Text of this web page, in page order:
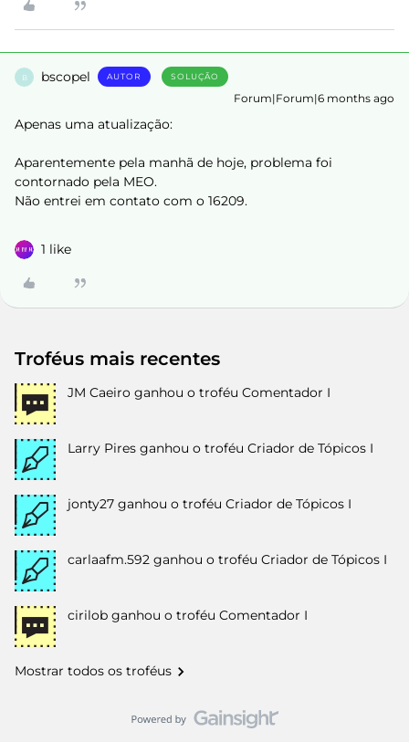
B bscopel AUTOR SOLUÇÃO
Forum|Forum|6 months ago
Apenas uma atualização:
Aparentemente pela manhã de hoje, problema foi
contornado pela MEO.
Não entrei em contato com o 16209.
1 like
Troféus mais recentes
JM Caeiro ganhou o troféu Comentador I
Larry Pires ganhou o troféu Criador de Tópicos I
jonty27 ganhou o troféu Criador de Tópicos I
carlaafm.592 ganhou o troféu Criador de Tópicos I
cirilob ganhou o troféu Comentador I
Mostrar todos os troféus